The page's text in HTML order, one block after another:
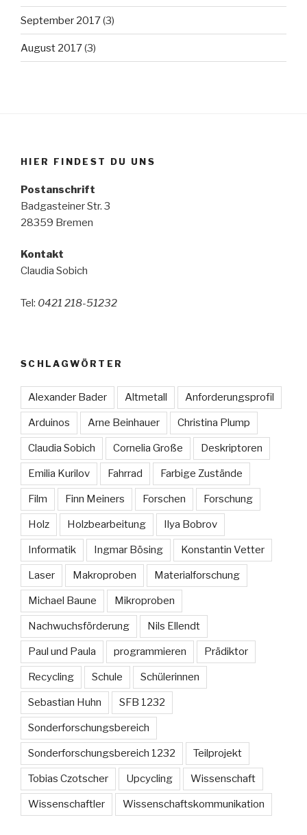
September 2017(3)
August 2017(3)
HIER FINDEST DU UNS
Postanschrift
Badgasteiner Str. 3
28359 Bremen
Kontakt
Claudia Sobich
Tel: 0421 218-51232
SCHLAGWÖRTER
Alexander Bader Altmetall Anforderungsprofil
Arduinos Arne Beinhauer Christina Plump
Claudia Sobich Cornelia Große Deskriptoren
Emilia Kurilov Fahrrad Farbige Zustände
Film Finn Meiners Forschen Forschung
Holz Holzbearbeitung Ilya Bobrov
Informatik Ingmar Bösing Konstantin Vetter
Laser Makroproben Materialforschung
Michael Baune Mikroproben
Nachwuchsförderung Nils Ellendt
Paul und Paula programmieren Prädiktor
Recycling Schule Schülerinnen
Sebastian Huhn SFB 1232
Sonderforschungsbereich
Sonderforschungsbereich 1232 Teilprojekt
Tobias Czotscher Upcycling Wissenschaft
Wissenschaftler Wissenschaftskommunikation